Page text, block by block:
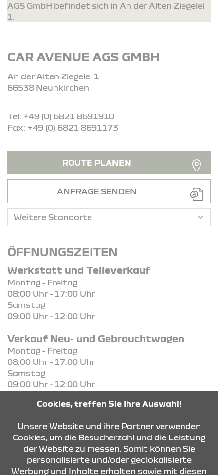
AGS GmbH befindet sich in An der Alten Ziegelei
1.
CAR AVENUE AGS GMBH
An der Alten Ziegelei 1
66538 Neunkirchen
Tel: +49 (0) 6821 8691910
Fax: +49 (0) 6821 8691173
ROUTE PLANEN
ANFRAGE SENDEN
ÖFFNUNGSZEITEN
Werkstatt und Teileverkauf
Montag - Freitag
08:00 Uhr - 17:00 Uhr
Samstag
09:00 Uhr - 12:00 Uhr
Verkauf Neu- und Gebrauchtwagen
Montag - Freitag
08:00 Uhr - 17:00 Uhr
Samstag
09:00 Uhr - 12:00 Uhr
ÖFFNUNGSZEITEN
Cookies, treffen Sie Ihre Auswahl!
Unsere Website und ihre Partner verwenden
Cookies, um die Besucherzahl und die Leistung
der Website zu messen. Somit können Sie
personalisierte und/oder geolokalisierte
Werbung und Inhalte erhalten sowie mit diesen